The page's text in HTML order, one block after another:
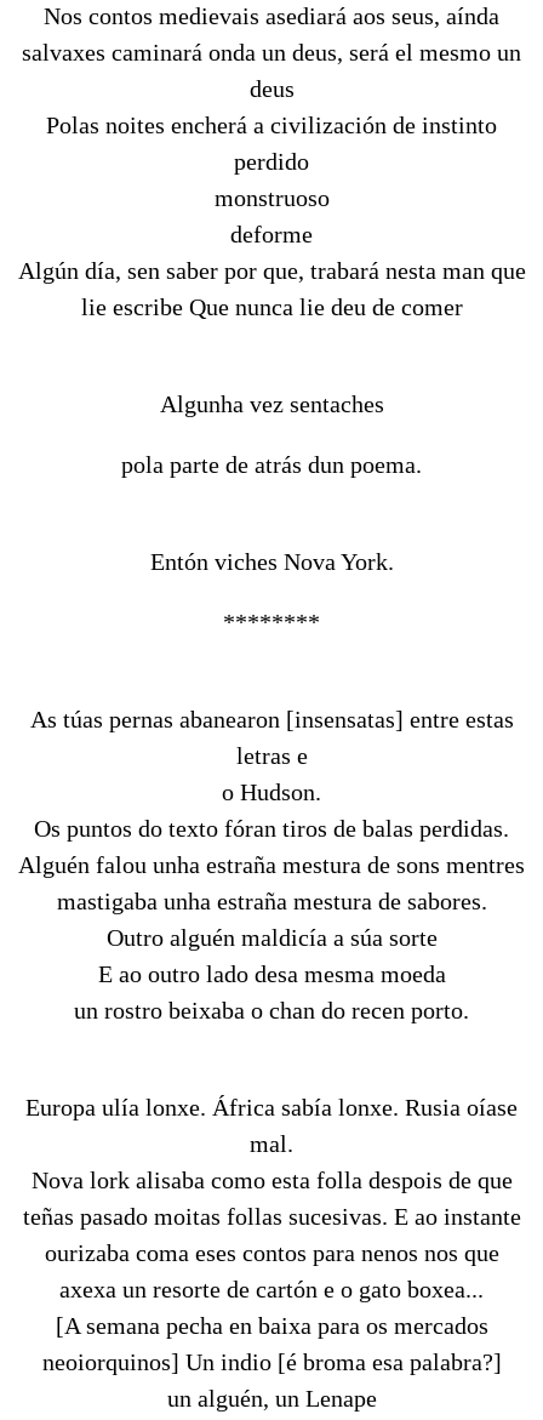
Nos contos medievais asediará aos seus, aínda
salvaxes caminará onda un deus, será el mesmo un
deus
Polas noites encherá a civilización de instinto
perdido
monstruoso
deforme
Algún día, sen saber por que, trabará nesta man que
lie escribe Que nunca lie deu de comer
Algunha vez sentaches
pola parte de atrás dun poema.
Entón viches Nova York.
********
As túas pernas abanearon [insensatas] entre estas
letras e
o Hudson.
Os puntos do texto fóran tiros de balas perdidas.
Alguén falou unha estraña mestura de sons mentres
mastigaba unha estraña mestura de sabores.
Outro alguén maldicía a súa sorte
E ao outro lado desa mesma moeda
un rostro beixaba o chan do recen porto.
Europa ulía lonxe. África sabía lonxe. Rusia oíase
mal.
Nova lork alisaba como esta folla despois de que
teñas pasado moitas follas sucesivas. E ao instante
ourizaba coma eses contos para nenos nos que
axexa un resorte de cartón e o gato boxea...
[A semana pecha en baixa para os mercados
neoiorquinos] Un indio [é broma esa palabra?]
un alguén, un Lenape